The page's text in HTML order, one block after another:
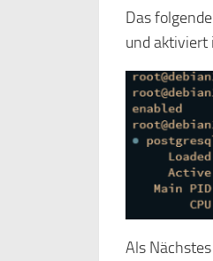
Das
und aktiviert
Als